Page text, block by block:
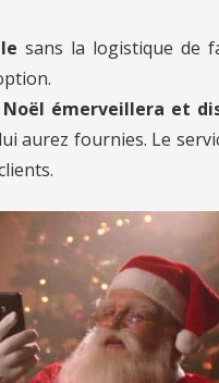
sans la logistique de
Noël émerveillera et
aurez fournies. Le